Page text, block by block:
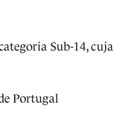
Sub-14, cuja
Portugal